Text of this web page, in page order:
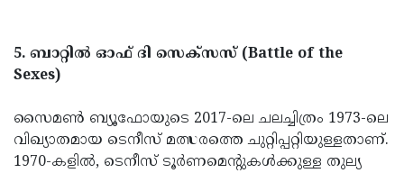
5. ബാറ്റിൽ ഓഫ് ദി സെക്‌സസ് (Battle of the
Sexes)
സൈമൺ ബ്യൂഫോയുടെ 2017-ലെ ചലച്ചിത്രം 1973-ലെ
വിഖ്യാതമായ ടെനീസ് മത്സരത്തെ ചുറ്റിപ്പറ്റിയുള്ളതാണ്.
1970-കളിൽ, ടെനീസ് ടൂർണമെന്റുകൾക്കുള്ള തുല്യ